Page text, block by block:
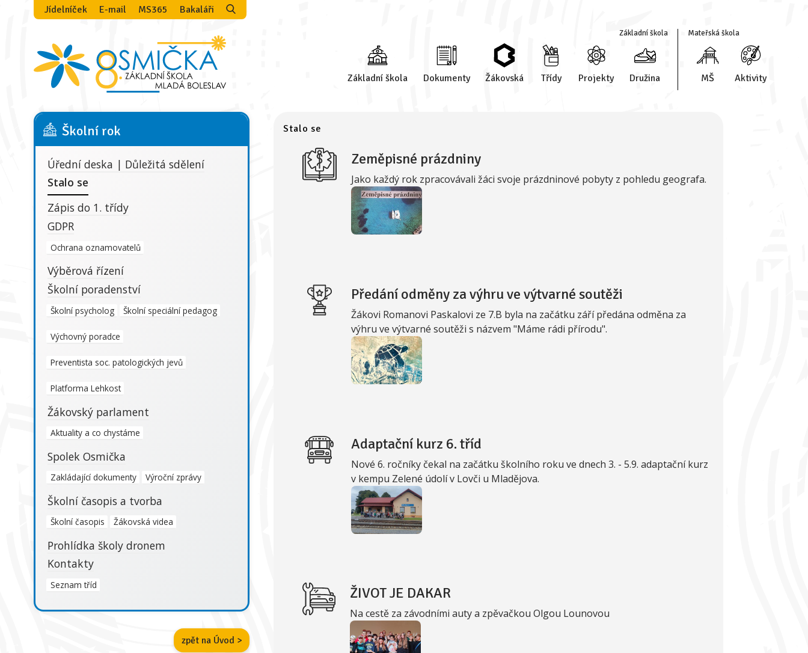
Jídelníček E-mail MS365 Bakaláři
Základní škola
Základní škola Dokumenty Žákovská Třídy Projekty Družina
Mateřská škola
MŠ Aktivity
Školní rok
Úřední deska | Důležitá sdělení
Stalo se
Zápis do 1. třídy
GDPR
Ochrana oznamovatelů
Výběrová řízení
Školní poradenství
Školní psycholog Školní speciální pedagog
Výchovný poradce
Preventista soc. patologických jevů
Platforma Lehkost
Žákovský parlament
Aktuality a co chystáme
Spolek Osmička
Zakládající dokumenty Výroční zprávy
Školní časopis a tvorba
Školní časopis Žákovská videa
Prohlídka školy dronem
Kontakty
Seznam tříd
zpět na Úvod >
Stalo se
Zeměpisné prázdniny
Jako každý rok zpracovávali žáci svoje prázdninové pobyty z pohledu geografa.
Předání odměny za výhru ve výtvarné soutěži
Žákovi Romanovi Paskalovi ze 7.B byla na začátku září předána odměna za
výhru ve výtvarné soutěži s názvem "Máme rádi přírodu".
Adaptační kurz 6. tříd
Nové 6. ročníky čekal na začátku školního roku ve dnech 3. - 5.9. adaptační kurz
v kempu Zelené údolí v Lovči u Mladějova.
ŽIVOT JE DAKAR
Na cestě za závodními auty a zpěvačkou Olgou Lounovou